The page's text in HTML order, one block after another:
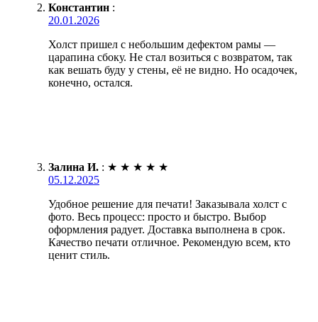
Константин :
20.01.2026
Холст пришел с небольшим дефектом рамы —
царапина сбоку. Не стал возиться с возвратом, так
как вешать буду у стены, её не видно. Но осадочек,
конечно, остался.
Залина И. : ★ ★ ★ ★ ★
05.12.2025
Удобное решение для печати! Заказывала холст с
фото. Весь процесс: просто и быстро. Выбор
оформления радует. Доставка выполнена в срок.
Качество печати отличное. Рекомендую всем, кто
ценит стиль.